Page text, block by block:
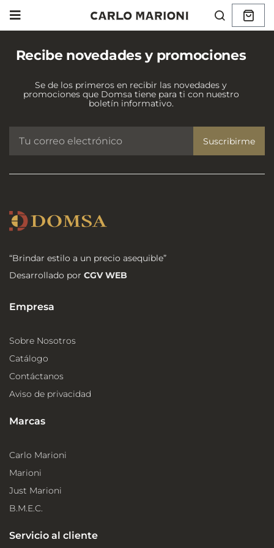
Recibe novedades y promociones
Se de los primeros en recibir las novedades y
promociones que Domsa tiene para ti con nuestro
boletín informativo.
Suscribirme
“Brindar estilo a un precio asequible”
Desarrollado por CGV WEB
Empresa
Sobre Nosotros
Catálogo
Contáctanos
Aviso de privacidad
Marcas
Carlo Marioni
Marioni
Just Marioni
B.M.E.C.
Servicio al cliente